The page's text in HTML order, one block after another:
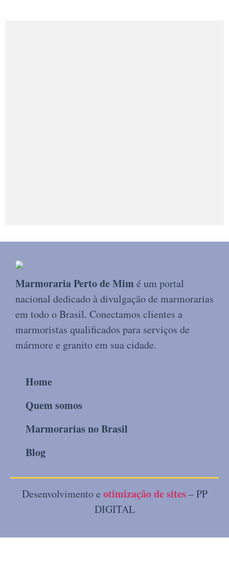
Marmoraria Perto de Mim é um portal
nacional dedicado à divulgação de marmorarias
em todo o Brasil. Conectamos clientes a
marmoristas qualificados para serviços de
mármore e granito em sua cidade.
Home
Quem somos
Marmorarias no Brasil
Blog
Desenvolvimento e otimização de sites – PP
DIGITAL